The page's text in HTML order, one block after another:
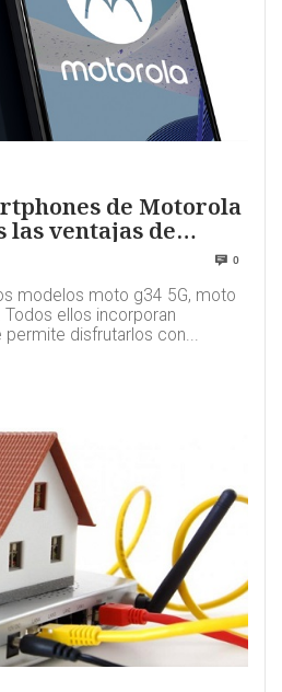
de Motorola
las ventajas de
0
modelos moto g34 5G, moto
ellos incorporan
permite disfrutarlos con...